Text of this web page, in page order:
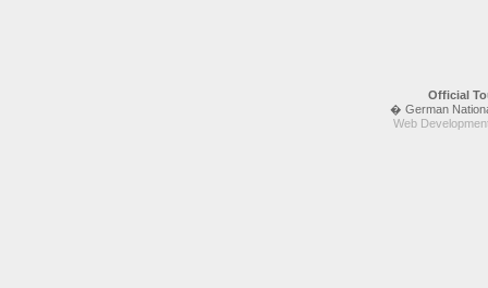
Official
� German
Web